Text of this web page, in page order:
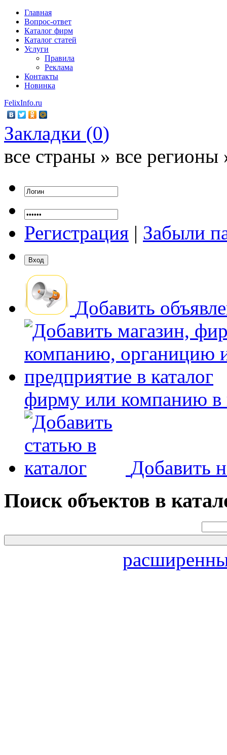
Главная
Вопрос-ответ
Каталог фирм
Каталог статей
Услуги
Правила
Реклама
Контакты
Новинка
FelixInfo.ru
Закладки (0)
все страны » все регионы
Регистрация | Забыли
Добавить
фирму или компанию в
Добавить
Поиск объектов в